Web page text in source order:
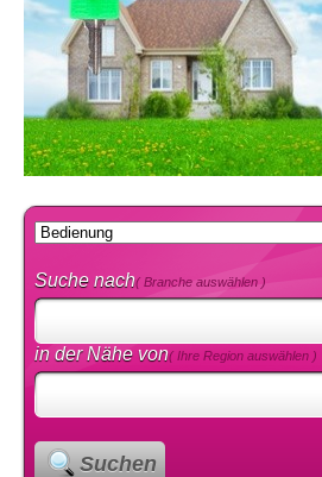
Suche nach( Branche auswählen )
in der Nähe von( Ihre Region auswählen )
Suchen